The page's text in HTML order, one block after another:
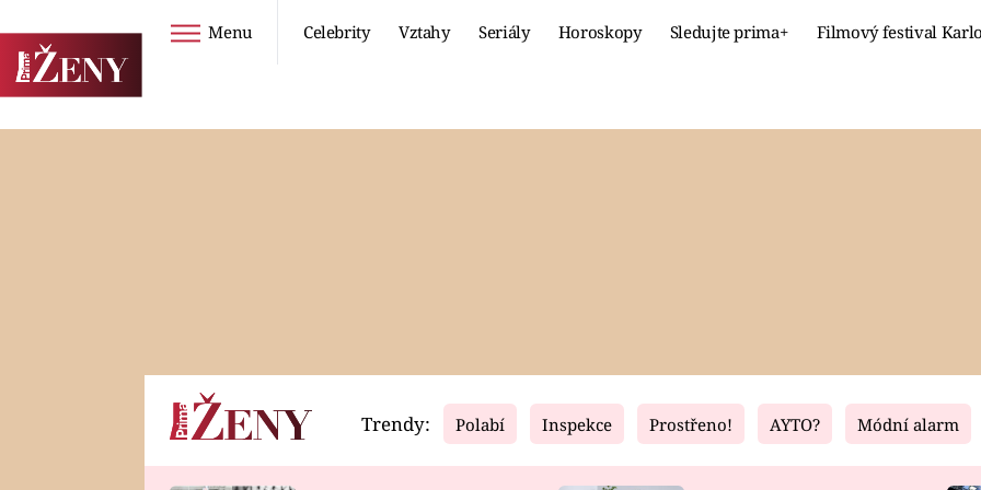
Menu Celebrity Vztahy Seriály Horoskopy Sledujte prima+ Filmový festival
Horoskopy Video Fresh Living
Trendy: Polabí Inspekce Prostřeno! AYTO? Módní alarm